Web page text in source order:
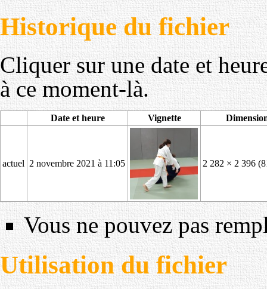
Historique du fichier
Cliquer sur une date et
à ce moment-là.
Date et heure Vignette
actuel 2 novembre 2021 à 11:05 2 282 × 2 396
Vous ne pouvez pas
Utilisation du fichier